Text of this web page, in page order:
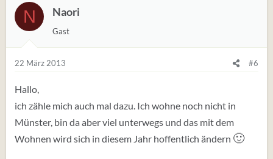
N Naori
Gast
22 März 2013 #6
Hallo,
ich zähle mich auch mal dazu. Ich wohne noch nicht in
Münster, bin da aber viel unterwegs und das mit dem
Wohnen wird sich in diesem Jahr hoffentlich ändern 🙂